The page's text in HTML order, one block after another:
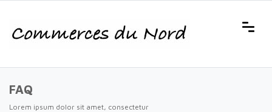
FAQ
Lorem ipsum dolor sit amet, consectetur